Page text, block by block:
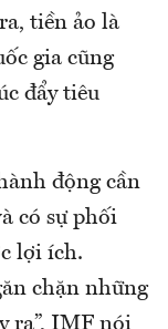
tiền ảo là
gia cũng
đẩy tiêu
động cần
có sự phối
lợi ích.
chặn những
ra”, IMF nói